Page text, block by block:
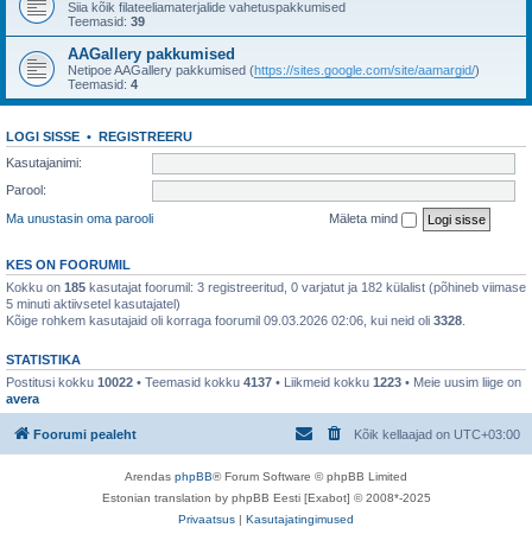
Siia kõik filateeliamaterjalide vahetuspakkumised
Teemasid: 39
AAGallery pakkumised
Netipoe AAGallery pakkumised (https://sites.google.com/site/aamargid/)
Teemasid: 4
LOGI SISSE • REGISTREERU
Kasutajanimi:
Parool:
Ma unustasin oma parooli
Mäleta mind
KES ON FOORUMIL
Kokku on 185 kasutajat foorumil: 3 registreeritud, 0 varjatut ja 182 külalist (põhineb viimase
5 minuti aktiivsetel kasutajatel)
Kõige rohkem kasutajaid oli korraga foorumil 09.03.2026 02:06, kui neid oli 3328
STATISTIKA
Postitusi kokku 10022 • Teemasid kokku 4137 • Liikmeid kokku 1223 • Meie uusim liige on
avera
Foorumi pealeht Kõik kellaajad on UTC+03:00
Arendas phpBB® Forum Software © phpBB Limited
Estonian translation by phpBB Eesti [Exabot] © 2008*-2025
Privaatsus | Kasutajatingimused